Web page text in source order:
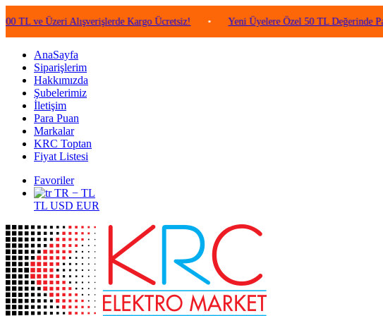
Üzeri Alışverişlerde Kargo Ücretsiz! • Yeni Üyelere Özel 50 TL Değerinde Para Puan!
AnaSayfa
Siparişlerim
Hakkımızda
Şubelerimiz
İletişim
Para Puan
Markalar
KRC Toptan
Fiyat Listesi
Favoriler
TR − TL
TL USD EUR